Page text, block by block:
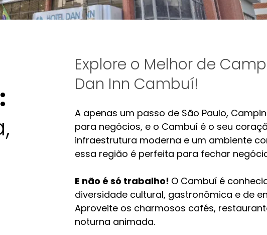
Explore o Melhor de
Dan Inn Cambuí!
A apenas um passo de São Paulo,
para negócios, e o Cambuí é o seu
infraestrutura moderna e um ambiente
essa região é perfeita para fechar
E não é só trabalho! O Cambuí é
diversidade cultural, gastronômica e de
Aproveite os charmosos cafés,
noturna animada.